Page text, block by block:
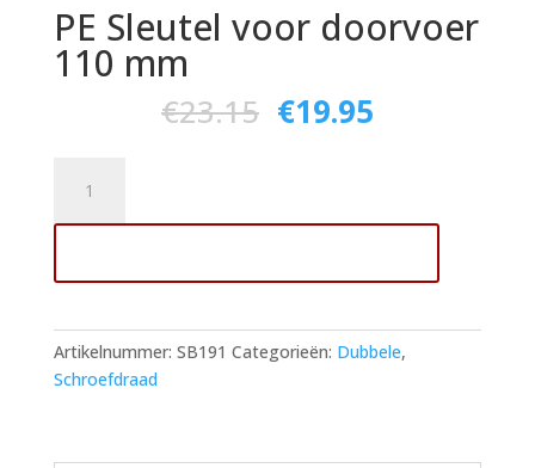
PE Sleutel voor doorvoer
110 mm
€23.15 €19.95
Sleutel
voor
110
aantal
Artikelnummer: SB191 Categorieën: Dubbele,
Schroefdraad